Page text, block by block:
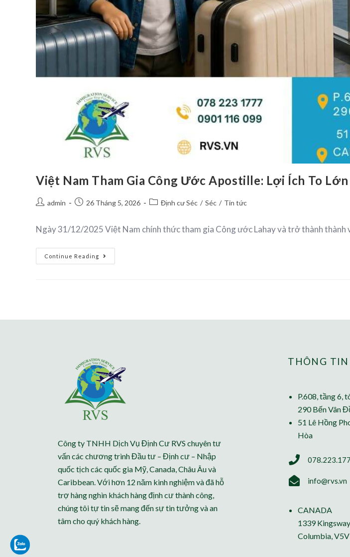
Việt Nam Tham Gia Công Ước Apostille: Lợi Ích To
admin 26 Tháng 5, 2026 Định cư Séc / Séc / Tin tức
Ngày 31/12/2025 Việt Nam chính thức tham gia Công ước Lahay và trở thành thành
Continue Reading
Công ty TNHH Dịch Vụ Định Cư RVS chuyên tư
vấn các chương trình Đầu tư – Định cư – Nhập
quốc tịch các quốc gia Mỹ, Canada, Châu Âu và
Caribbean. Với hơn 12 năm kinh nghiệm và đã hỗ
trợ hàng nghìn khách hàng định cư thành công,
chúng tôi tự tin sẽ mang đến sự tin tưởng và an
tâm cho quý khách hàng.
THÔNG
P.608, tầng 6,
290 Bến Vân
51 Lê Hồng
Hòa
info@rvs.vn
CANADA
1339
Columbia,